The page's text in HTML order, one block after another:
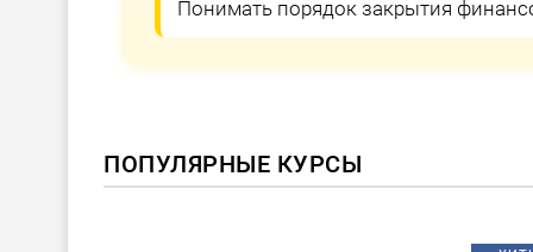
Понимать порядок закрытия
ПОПУЛЯРНЫЕ КУРСЫ